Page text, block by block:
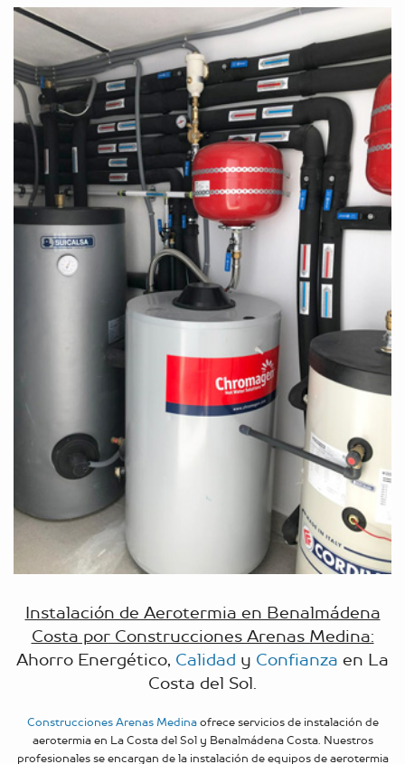
Instalación de Aerotermia en Benalmádena
Costa por Construcciones Arenas Medina:
Ahorro Energético, Calidad y Confianza en La
Costa del Sol.
Construcciones Arenas Medinaofrece servicios de instalación de
aerotermia en La Costa del Sol y Benalmádena Costa. Nuestros
profesionales se encargan de la instalación de equipos de aerotermia